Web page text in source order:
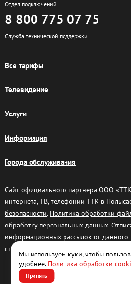
Отдел подключений
8 800 775 07 75
Служба технической поддержки
Все тарифы
Телевидение
Услуги
Информация
Города обслуживания
Сайт официального партнёра ООО
интернета, ТВ, телефонии ТТК в
безопасности. Политика обработки
обработку персональных данных.
информационных рассылок от данного
странице
Мы используем куки, чтобы
удобнее. Политика обработки
Принять